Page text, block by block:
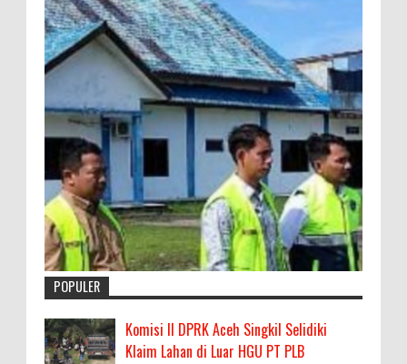
POPULER
Komisi II DPRK Aceh Singkil Selidiki
Klaim Lahan di Luar HGU PT PLB